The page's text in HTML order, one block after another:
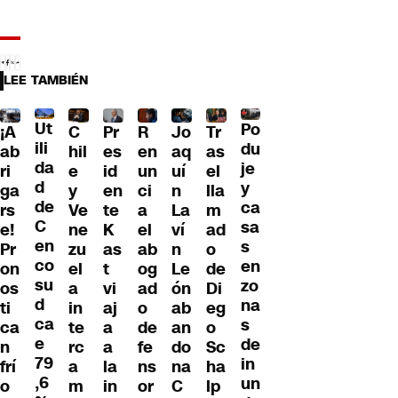
LEE TAMBIÉN
¡A
ab
ri
ga
rs
e!
Pr
on
os
ti
ca
n
frí
o
Ut
ili
da
d
de
C
en
co
su
d
ca
e
79
,6
C
hil
e
y
Ve
ne
zu
el
a
in
te
rc
a
m
Pr
es
id
en
te
K
as
t
vi
aj
a
a
la
in
R
en
un
ci
a
el
ab
og
ad
o
de
fe
ns
or
Jo
aq
uí
n
La
ví
n
Le
ón
ab
an
do
na
C
Tr
as
el
lla
m
ad
o
de
Di
eg
o
Sc
ha
lp
Po
du
je
y
ca
sa
s
en
zo
na
s
de
in
un